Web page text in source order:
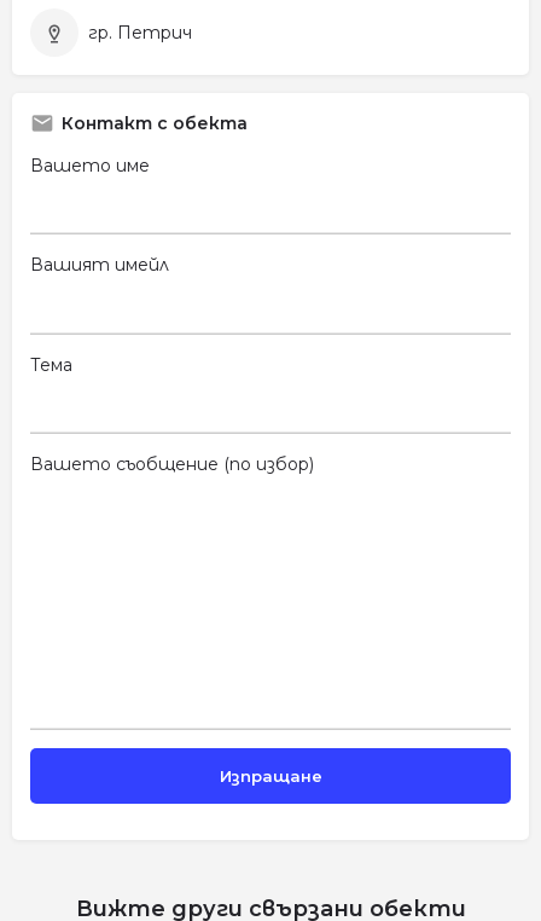
гр. Петрич
Контакт с обекта
Вашето име
Вашият имейл
Тема
Вашето съобщение (по избор)
Вижте други свързани обекти